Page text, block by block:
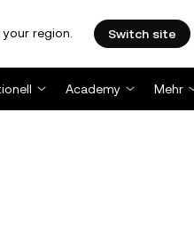
region. Switch site
Academy Mehr